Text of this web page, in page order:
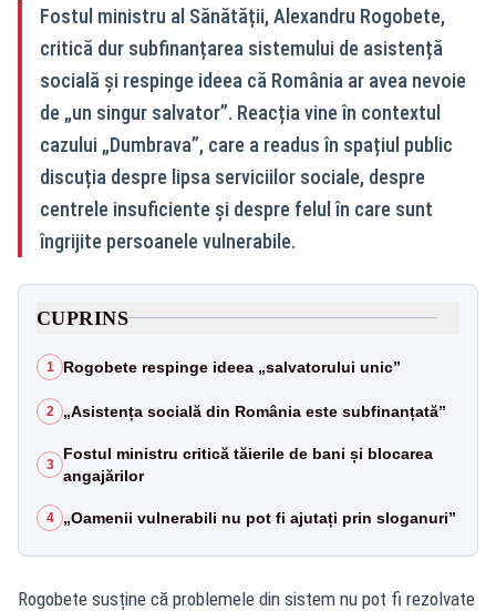
Fostul ministru al Sănătății, Alexandru Rogobete,
critică dur subfinanțarea sistemului de asistență
socială și respinge ideea că România ar avea nevoie
de „un singur salvator”. Reacția vine în contextul
cazului „Dumbrava”, care a readus în spațiul public
discuția despre lipsa serviciilor sociale, despre
centrele insuficiente și despre felul în care sunt
îngrijite persoanele vulnerabile.
CUPRINS
1 Rogobete respinge ideea „salvatorului unic”
2 „Asistența socială din România este subfinanțată”
3
Fostul ministru critică tăierile de bani și blocarea
angajărilor
4 „Oamenii vulnerabili nu pot fi ajutați prin sloganuri”
Rogobete susține că problemele din sistem nu pot fi rezolvate